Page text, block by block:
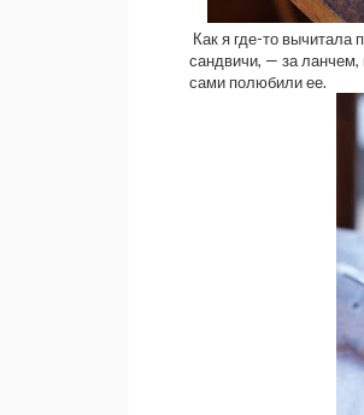
Как я где-то вычитала
сандвичи, — за ланчем,
сами полюбили ее.